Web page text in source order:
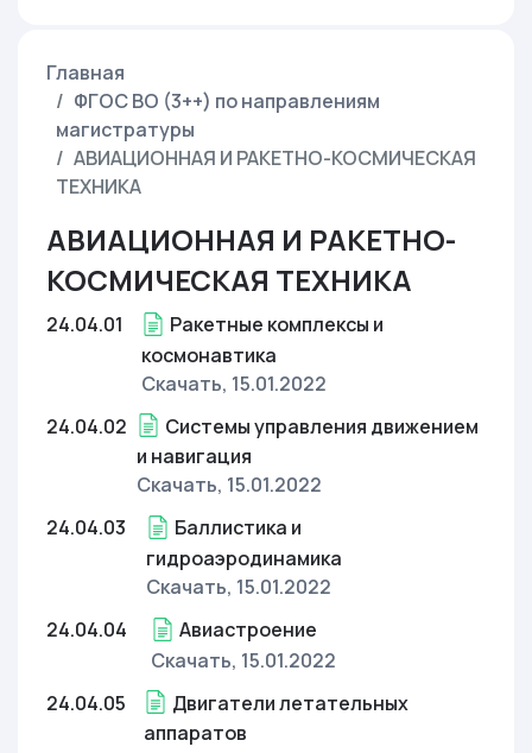
Главная
ФГОС ВО (3++) по направлениям
магистратуры
АВИАЦИОННАЯ И РАКЕТНО-КОСМИЧЕСКАЯ
ТЕХНИКА
АВИАЦИОННАЯ И РАКЕТНО-
КОСМИЧЕСКАЯ ТЕХНИКА
24.04.01
Ракетные комплексы и
космонавтика
Скачать, 15.01.2022
24.04.02
Системы управления движением
и навигация
Скачать, 15.01.2022
24.04.03
Баллистика и
гидроаэродинамика
Скачать, 15.01.2022
24.04.04
Авиастроение
Скачать, 15.01.2022
24.04.05
Двигатели летательных
аппаратов